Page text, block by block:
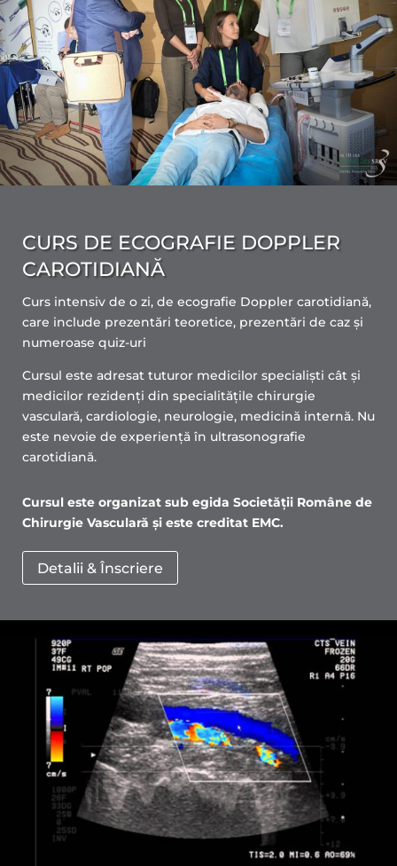
CURS DE ECOGRAFIE DOPPLER
CAROTIDIANĂ
Curs intensiv de o zi, de ecografie Doppler carotidiană,
care include prezentări teoretice, prezentări de caz și
numeroase quiz-uri
Cursul este adresat tuturor medicilor specialiști cât și
medicilor rezidenți din specialitățile chirurgie
vasculară, cardiologie, neurologie, medicină internă. Nu
este nevoie de experiență în ultrasonografie
carotidiană.
Cursul este organizat sub egida Societății Române de
Chirurgie Vasculară și este creditat EMC.
Detalii & Înscriere